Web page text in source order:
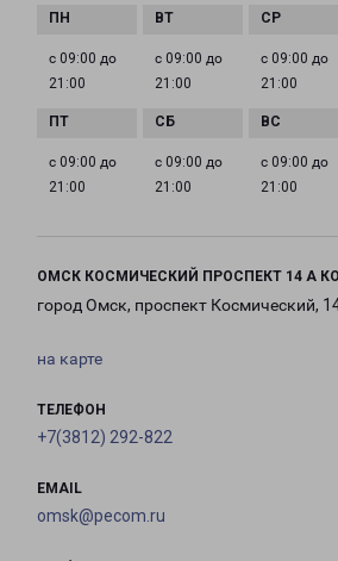
с 09:00 до
21:00
с 09:00 до
21:00
с 09:00 до
21:00
с 09:00 до
21:00
с 09:00 до
21:00
с 09:00 до
21:00
ОМСК КОСМИЧЕСКИЙ ПРОСПЕКТ 14 А
город Омск, проспект Космический,
на карте
ТЕЛЕФОН
+7(3812) 292-822
EMAIL
omsk@pecom.ru